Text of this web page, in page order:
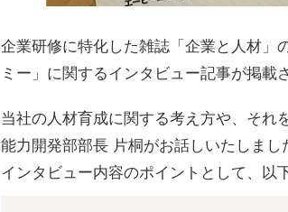
企業研修に特化した雑誌「企業と人材」
ミー」に関するインタビュー記事が掲載
当社の人材育成に関する考え方や、それ
能力開発部部長 片桐がお話しいたしまし
インタビュー内容のポイントとして、以